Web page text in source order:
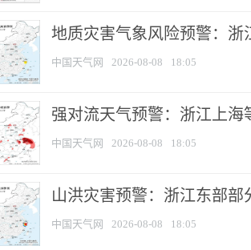
地质灾害气象风险预警：
中国天气网 2026-08-08 18:05
强对流天气预警：浙江上海
中国天气网 2026-08-08 18:05
山洪灾害预警：浙江东部
中国天气网 2026-08-08 18:05